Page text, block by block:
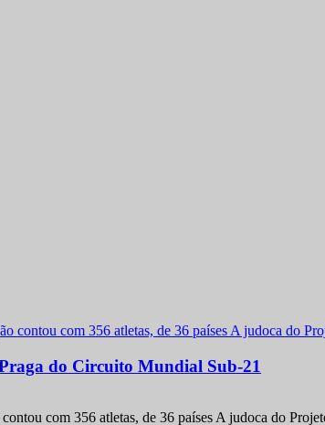
do Circuito Mundial Sub-21
contou com 356 atletas, de 36 países A judoca do